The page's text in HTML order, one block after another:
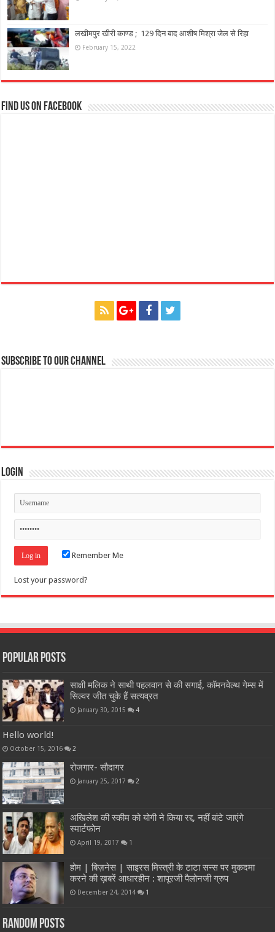
लखीमपुर खीरी काण्ड ; 129 दिन बाद आशीष मिश्रा जेल से रिहा
February 15, 2022
Find us on Facebook
Subscribe to our Channel
Login
Remember Me
Lost your password?
Popular Posts
साक्षी मलिक ने साथी पहलवान से की सगाई, कॉमनवेल्थ गेम्स में
सिल्वर जीत चुके हैं सत्यव्रत
January 30, 2015 4
Hello world!
October 15, 2016 2
रोजगार- सौदागर
January 25, 2017 2
अखिलेश की स्कीम को योगी ने किया रद्द, नहीं बांटे जाएंगे
स्मार्टफोन
April 19, 2017 1
होम | बिज़नेस | साइरस मिस्त्री के टाटा सन्स पर मुकदमा
करने की ख़बरें आधारहीन : शापूरजी पैलोनजी ग्रुप
December 24, 2014 1
Random Posts